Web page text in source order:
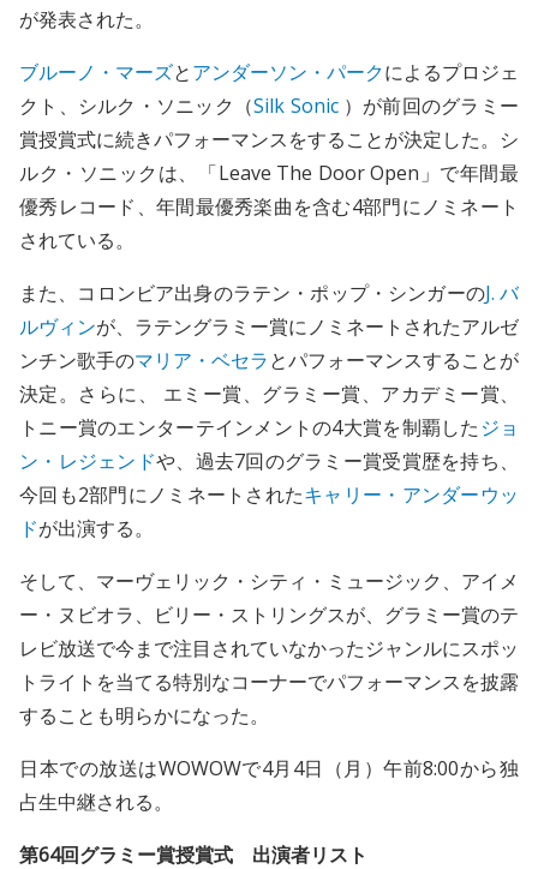
が発表された。
ブルーノ・マーズとアンダーソン・パークによるプロジェ
クト、シルク・ソニック（Silk Sonic）が前回のグラミー
賞授賞式に続きパフォーマンスをすることが決定した。シ
ルク・ソニックは、「Leave The Door Open」で年間最
優秀レコード、年間最優秀楽曲を含む4部門にノミネート
されている。
また、コロンビア出身のラテン・ポップ・シンガーのJ. バ
ルヴィンが、ラテングラミー賞にノミネートされたアルゼ
ンチン歌手のマリア・ベセラとパフォーマンスすることが
決定。さらに、 エミー賞、グラミー賞、アカデミー賞、
トニー賞のエンターテインメントの4大賞を制覇した ジョ
ン・レジェンドや、過去7回のグラミー賞受賞歴を持ち、
今回も2部門にノミネートされたキャリー・アンダーウッ
ドが出演する。
そして、マーヴェリック・シティ・ミュージック、アイメ
ー・ヌビオラ、ビリー・ストリングスが、グラミー賞のテ
レビ放送で今まで注目されていなかったジャンルにスポッ
トライトを当てる特別なコーナーでパフォーマンスを披露
することも明らかになった。
日本での放送はWOWOWで4月4日（月）午前8:00から独
占生中継される。
第64回グラミー賞授賞式 出演者リスト